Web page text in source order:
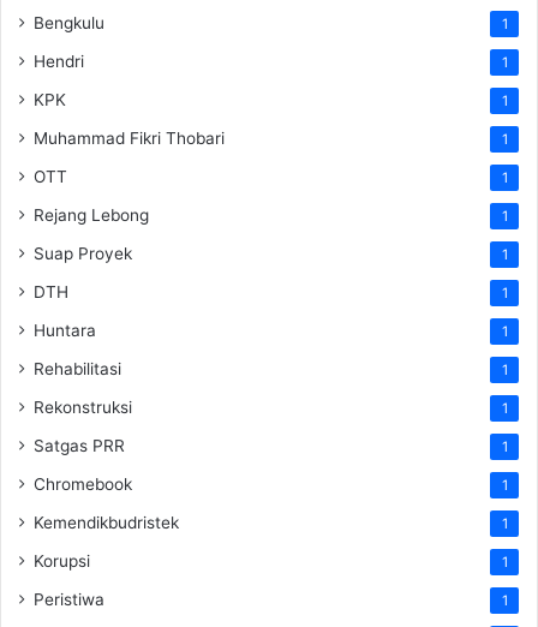
Bengkulu 1
Hendri 1
KPK 1
Muhammad Fikri Thobari 1
OTT 1
Rejang Lebong 1
Suap Proyek 1
DTH 1
Huntara 1
Rehabilitasi 1
Rekonstruksi 1
Satgas PRR 1
Chromebook 1
Kemendikbudristek 1
Korupsi 1
Peristiwa 1